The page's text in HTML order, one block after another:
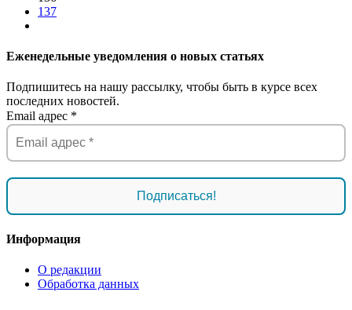
137
Еженедельные уведомления о новых статьях
Подпишитесь на нашу рассылку, чтобы быть в курсе всех
последних новостей.
Email адрес *
Информация
О редакции
Обработка данных